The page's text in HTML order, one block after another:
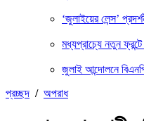
‘জুলাইয়ের লেন্স’
মধ্যপ্রাচ্যে নতুন
জুলাই আন্দোলনে
প্রচ্ছদ / অপরাধ